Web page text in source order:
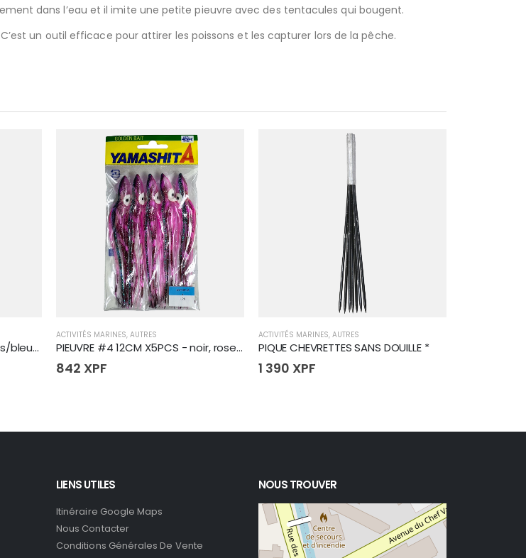
dans l’eau et il imite une petite pieuvre avec des tentacules qui bougent.
un outil efficace pour attirer les poissons et les capturer lors de la pêche.
PIEUVRE #4 12CM X5PCS - gris/bleu/rose paillettes
ACTIVITÉS MARINES, AUTRES
PIEUVRE #4 12CM X5PCS - noir, rose paillettes
842 XPF
ACTIVITÉS MARINES, AUTRES
PIQUE CHEVRETTES SANS DOUILLE *
1 390 XPF
LIENS UTILES
Itinéraire Google Maps
Nous Contacter
Conditions Générales De Vente
NOUS TROUVER